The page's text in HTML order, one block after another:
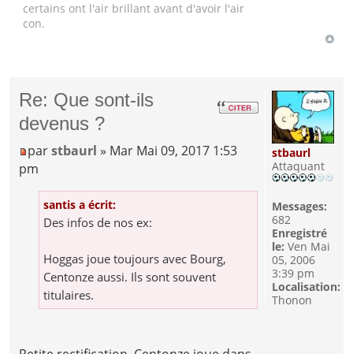
certains ont l'air brillant avant d'avoir l'air
con.
Re: Que sont-ils
devenus ?
parstbaurl » Mar Mai 09, 2017 1:53
pm
santis a écrit:
Des infos de nos ex:
Hoggas joue toujours avec Bourg,
Centonze aussi. Ils sont souvent
titulaires.
stbaurl
Attaquant
Messages:
682
Enregistré
le: Ven Mai
05, 2006
3:39 pm
Localisation:
Thonon